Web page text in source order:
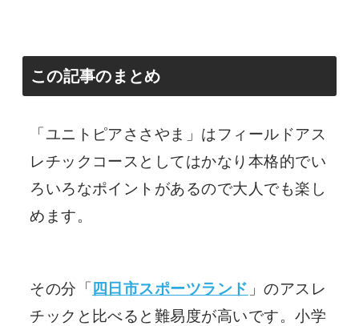
この記事のまとめ
「ユニトピアささやま」はフィールドアス
レチックコースとしてはかなり本格的でい
ろいろなポイントがあるので大人でも楽し
めます。
その分「 四日市スポーツランド 」のアスレ
チックと比べると難易度が高いです。小学